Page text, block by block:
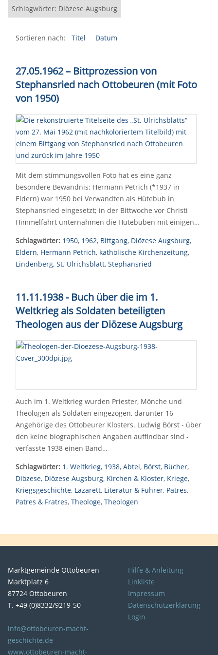
Schlagwörter: Diözese Augsburg
Sortieren nach: Titel Datum
27.05.1962 – Bittprozession von
Stephansried nach Ottobeuren (mit Foto
von 1950)
Mit dem stimmungsvollen Foto hat es eine ganz
besondere Bewandnis: Hermann Petrich (*1937 in
Eldern) war 1950 bei Verwandten als Hütebub in
Stephansried eingesetzt; in der Bittwoche vor Christi
Himmelfahrt unternahmen die Hütebuben mit einigen…
Schlagwörter: 1950, 1962, Bittgang, Diözese Augsburg,
Eldern, Hermann Petrich, katholische Kirchenzeitung,
Lindenberg, St. Ulrichsblatt, Stephansried
11.11.1938 - Buch über die im 1.
Weltkrieg als Soldaten beteiligten
Theologen aus der Diözese Augsburg
Auch im 1. Weltkrieg wurden Priester, Mönche und
Theologen als Soldaten eingezogen, darunter 16
Angehörige des Ottobeurer Klosters. Ludwig Börst - über
den keine biographischen Angaben auffindbar sind -
verfasste 1938 einen Band…
Schlagwörter: 1. Weltkrieg, 1938, Abtei, Börst, Bücher,
Diözese, Diözese Augsburg, Kirchen & Kloster, Kriege,
Kriegsgeschichte, Lazarett, Literatur & Führer, Patres,
Patres & Fratres, Theologe, Theologen
Marktgemeinde Ottobeuren
Marktplatz 6
87724 Ottobeuren
T. +49 (0)8332/9219-50
info@ottobeuren-macht-
geschichte.de
www.ottobeuren-macht-
Hilfe & Anleitung
Linkliste
Impressum
Datenschutzerklärung
Login